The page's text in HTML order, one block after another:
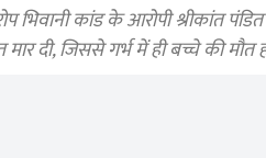
भिवानी कांड के आरोपी श्रीकांत
मार दी, जिससे गर्भ में ही बच्चे की मौत